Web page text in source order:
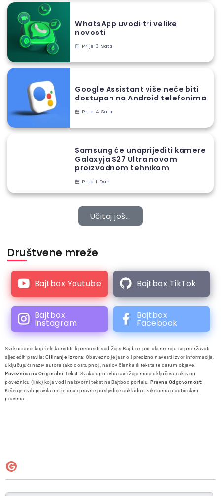
WhatsApp uvodi tri velike
novosti
Prije 3 Sata
Google Assistant više neće biti
dostupan na Android telefonima
Prije 4 Sata
Samsung će unaprijediti kamere
Galaxyja S27 Ultra novom
proizvodnom tehnikom
Prije 1 Dan
Učitaj još...
Društvene mreže
Bajtbox Youtube Bajtbox TikTok
Bajtbox
Instagram
Bajtbox
Facebook
Svi korisnici koji žele koristiti ili prenositi sadržaj s Bajtbox portala moraju se pridržavati
sljedećih pravila: Citiranje Izvora: Obavezno je jasno i precizno navesti izvor informacija,
uključujući naziv autora (ako dostupno), naslov članka ili teksta te datum objave.
Poveznica na Originalni Tekst: Svaka upotreba sadržaja mora uključivati aktivnu
poveznicu (link) koja vodi na izvorni tekst na Bajtbox portalu. Pravna Odgovornost:
Kršenje ovih pravila može imati pravne posljedice sukladno zakonima o autorskim
pravima.